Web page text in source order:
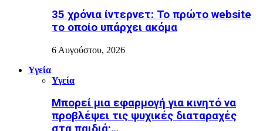
35 χρόνια ίντερνετ: Το πρώτο website
το οποίο υπάρχει ακόμα
6 Αυγούστου, 2026
Υγεία
Υγεία
Μπορεί μια εφαρμογή για κινητό να
προβλέψει τις ψυχικές διαταραχές